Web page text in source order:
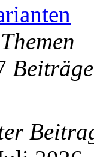
Themen
Beiträge